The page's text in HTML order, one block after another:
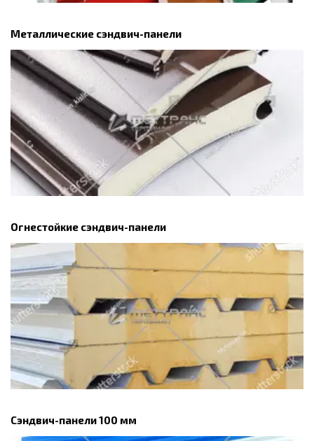
Металлические сэндвич-панели
Огнестойкие сэндвич-панели
Сэндвич-панели 100 мм